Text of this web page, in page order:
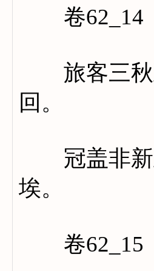
卷62_14
旅客三秋
回。
冠盖非新
埃。
卷62_15